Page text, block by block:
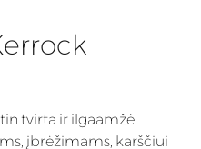
tvirta ir ilgaamžė
įbrėžimams, karščiui